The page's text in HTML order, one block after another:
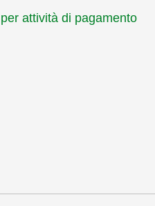
attività di pagamento